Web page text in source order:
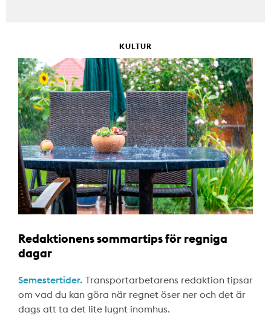
KULTUR
Redaktionens sommartips för regniga
dagar
Semestertider. Transportarbetarens redaktion tipsar
om vad du kan göra när regnet öser ner och det är
dags att ta det lite lugnt inomhus.